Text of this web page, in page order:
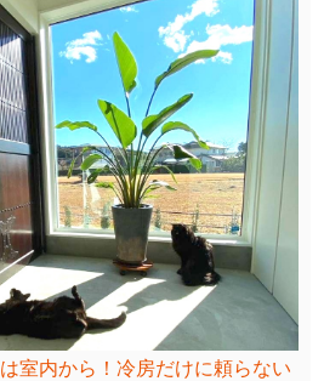
室内から！冷房だけに頼らない